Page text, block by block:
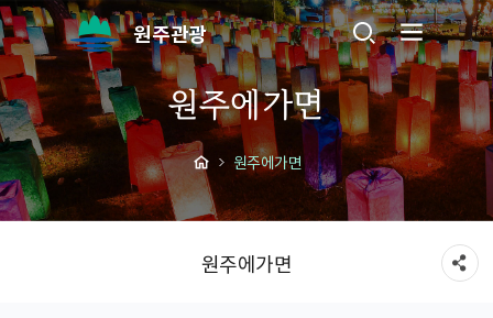
원주관광
원주에가면
원주에가면
원주에가면